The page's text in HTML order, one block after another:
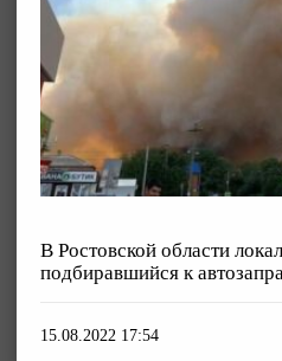
В Ростовской области
подбиравшийся к
15.08.2022 17:54